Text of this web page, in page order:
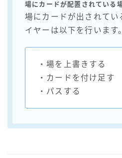
場にカードが配置されている
場にカードが出されてい
イヤーは以下を行います。
・場を上書きする
・カードを付け足す
・パスする